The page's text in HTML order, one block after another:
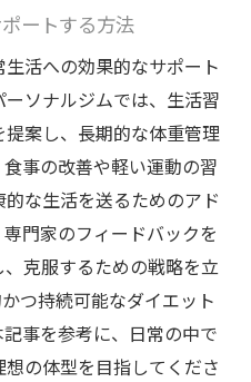
ートする方法
活への効果的なサポート
ソナルジムでは、生活習
案し、長期的な体重管理
事の改善や軽い運動の習
な生活を送るためのアド
門家のフィードバックを
克服するための戦略を立
つ持続可能なダイエット
事を参考に、日常の中で
の体型を目指してくださ